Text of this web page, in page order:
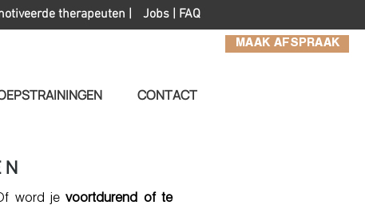
MAAK AFSPRAAK
Jobs | FAQ
therapeuten |
CONTACT
word jevoortdurend of te